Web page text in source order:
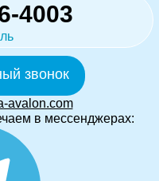
4003
звонок
avalon.com
в мессенджерах: